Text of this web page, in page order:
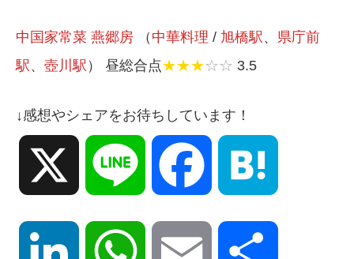
中国家常菜 燕郷房 （ 中華料理 / 旭橋駅、 県庁前
駅、 壺川駅 ） 昼総合点★★★☆☆ 3.5
↓感想やシェアをお待ちしています！
Line Facebook
LinkedIn WhatsApp Email